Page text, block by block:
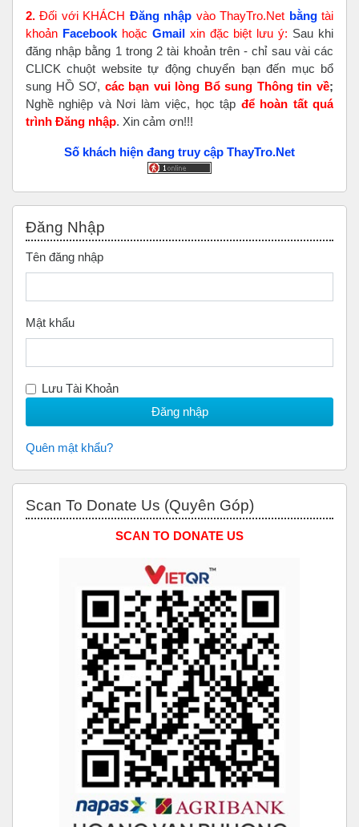
2. Đối với KHÁCH Đăng nhập vào ThayTro.Net bằngtài
khoản Facebook hoặc Gmailxin đặc biệt lưu ý: Sau khi
đăng nhập bằng 1 trong 2 tài khoản trên - chỉ sau vài các
CLICK chuột website tự động chuyển bạn đến mục bổ
sung HỒ SƠ, các bạn vui lòng Bổ sung Thông tin về;
Nghề nghiệp và Nơi làm việc, học tập để hoàn tấtquá
trình Đăng nhập. Xin cảm ơn!!!
Số khách hiện đang truy cập ThayTro.Net
Đăng Nhập
Tên đăng nhập
Mật khẩu
Lưu Tài Khoản
Quên mật khẩu?
Scan To Donate Us (Quyên Góp)
SCAN TO DONATE US